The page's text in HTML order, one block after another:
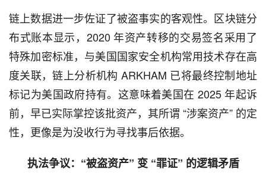
链上数据进一步佐证了被盗事实的客观性。区块链分
布式账本显示，2020 年资产转移的交易签名采用了
特殊加密标准，与美国国家安全机构常用技术存在高
度关联，链上分析机构 ARKHAM 已将最终控制地址
标记为美国政府持有。这意味着美国在 2025 年起诉
前，早已实际掌控该批资产，其所谓 “涉案资产” 的定
性，更像是为没收行为寻找事后依据。
执法争议：“被盗资产” 变 “罪证” 的逻辑矛盾